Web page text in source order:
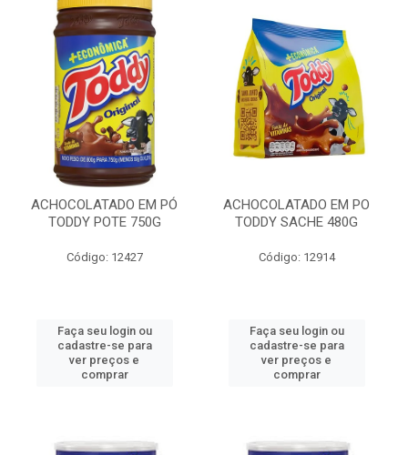
ACHOCOLATADO EM PÓ
TODDY POTE 750G
Código: 12427
Faça seu login ou
cadastre-se para
ver preços e
comprar
ACHOCOLATADO EM PO
TODDY SACHE 480G
Código: 12914
Faça seu login ou
cadastre-se para
ver preços e
comprar